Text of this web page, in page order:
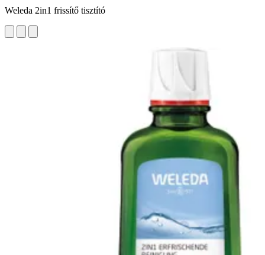
Weleda 2in1 frissítő tisztító